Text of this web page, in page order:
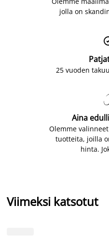
jolla on
25 vuoden
Aina
Olemme
tuotteita, joilla
hinta.
Viimeksi katsotut